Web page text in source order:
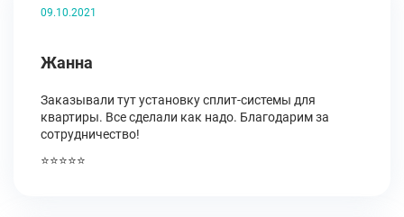
09.10.2021
Жанна
Заказывали тут установку сплит-системы для
квартиры. Все сделали как надо. Благодарим за
сотрудничество!
⭐⭐⭐⭐⭐